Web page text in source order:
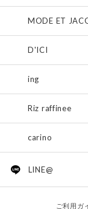
MODE ET
D'ICI
ing
Riz raffinee
carino
LINE@
ご利用ガ